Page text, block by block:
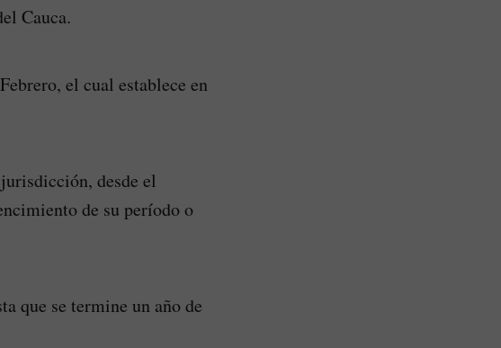
Cauca.
el cual establece en
desde el
de su período o
que se termine un año de